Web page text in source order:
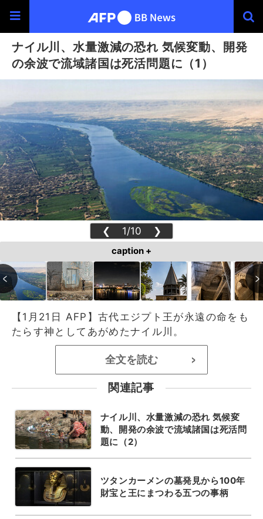
ナイル川、水量激減の恐れ 気候変動、開発
の余波で流域諸国は死活問題に（1）
❮ 1/10 ❯
caption +
【1月21日 AFP】古代エジプト王が永遠の命をも
たらす神としてあがめたナイル川。
全文を読む >
関連記事
ナイル川、水量激減の恐れ 気候変
動、開発の余波で流域諸国は死活問
題に（2）
ツタンカーメンの墓発見から100年
財宝と王にまつわる五つの事柄